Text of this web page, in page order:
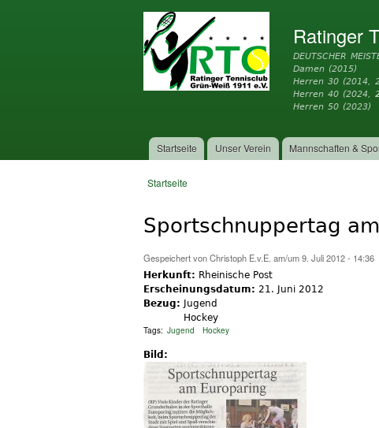
Ratinger
DEUTSCHER
Damen (2015)
Herren 30 (2014,
Herren 40 (2024,
Herren 50 (2023)
Hauptmenü
Startseite Unser Verein Mannschaften &
Startseite
Sportschnuppertag
Gespeichert vonChristoph E.v.E. am/um 9. Juli 2012 - 14:36
Herkunft: Rheinische Post
Erscheinungsdatum: 21. Juni 2012
Bezug: Jugend
Hockey
Tags: Jugend Hockey
Bild: